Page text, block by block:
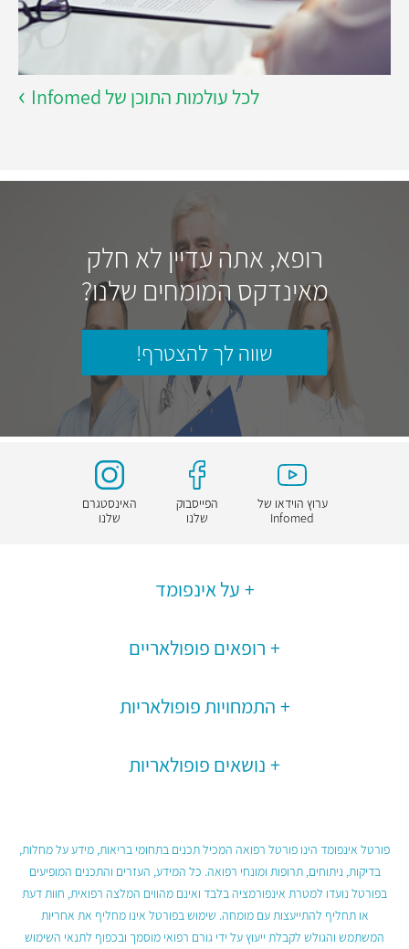
לכל עולמות התוכן של Infomed
רופא, אתה עדיין לא חלק
מאינדקס המומחים שלנו?
שווה לך להצטרף!
ערוץ הוידאו של
Infomed
הפייסבוק
שלנו
האינסטגרם
שלנו
על אינפומד
רופאים פופולאריים
התמחויות פופולאריות
נושאים פופולאריות
פורטל אינפומד הינו פורטל רפואה המכיל תכנים בתחומי בריאות, מידע על מחלות,
בדיקות, ניתוחים, תרופות ומונחי רפואה. כל המידע, העזרים והתכנים המופיעים
בפורטל נועדו למטרת אינפורמציה בלבד ואינם מהווים המלצה רפואית, חוות דעת
או תחליף להתייעצות עם מומחה. שימוש בפורטל אינו מחליף את אחריות
המשתמש והגולש לקבלת ייעוץ על ידי גורם רפואי מוסמך ובכפוף לתנאי השימוש